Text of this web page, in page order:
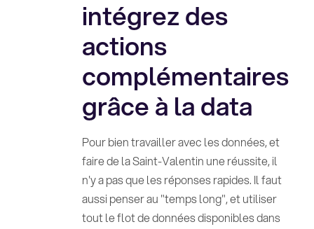
intégrez des
actions
complémentaires
grâce à la data
Pour bien travailler avec les données, et
faire de la Saint-Valentin une réussite, il
n'y a pas que les réponses rapides. Il faut
aussi penser au "temps long", et utiliser
tout le flot de données disponibles dans